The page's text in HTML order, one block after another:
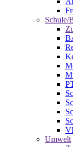
Schule/
Umwelt